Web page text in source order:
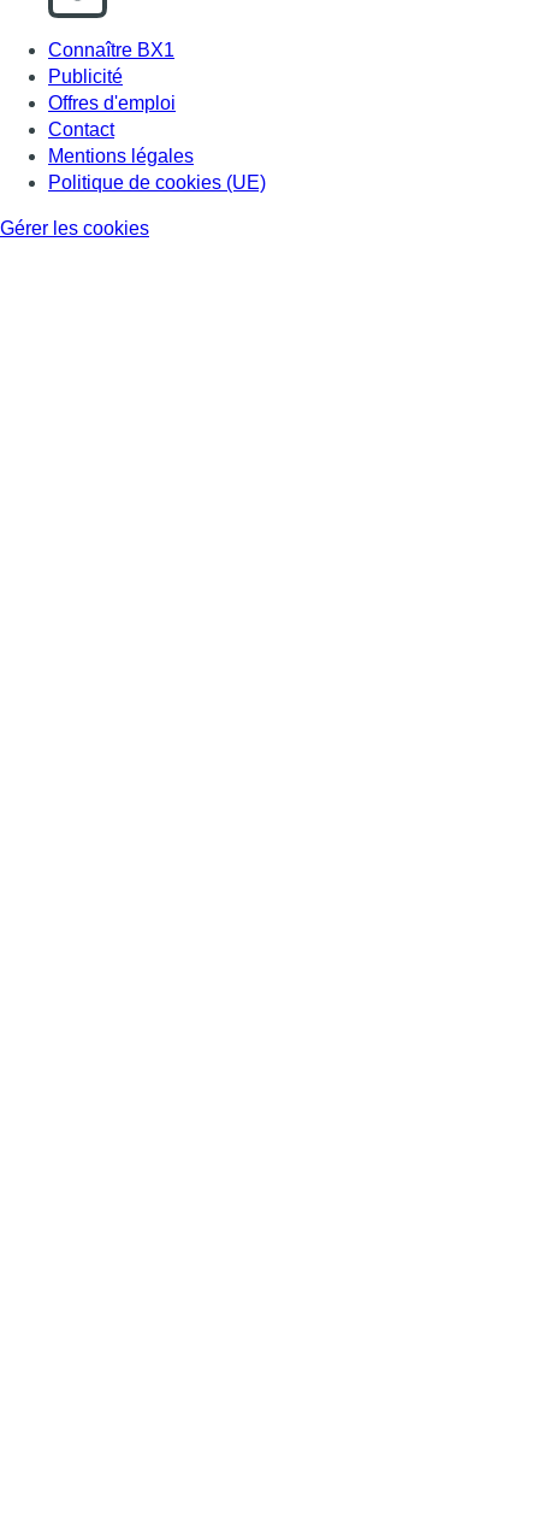
Connaître BX1
Publicité
Offres d'emploi
Contact
Mentions légales
Politique de cookies (UE)
Gérer les cookies